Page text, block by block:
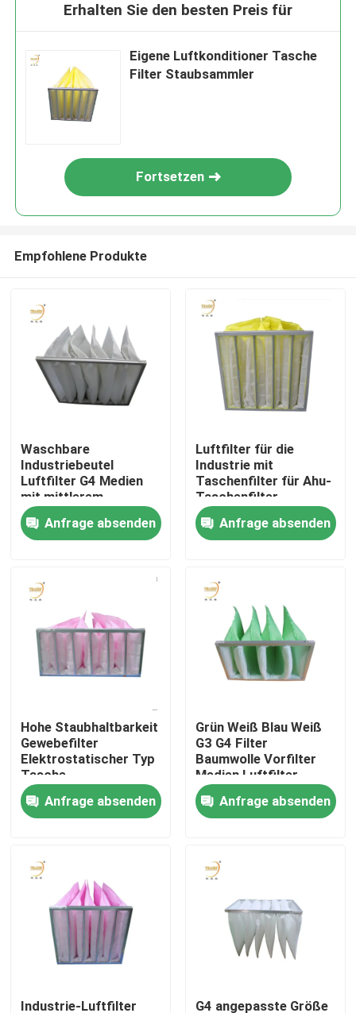
Produkte
Videos
Fabrik-Ausflug
Qualitätskontrolle
Tiefer Filter der Falten-HEPA
Vor Luftfilter
FFU-Einheit
Erhalten Sie den besten Preis für
Eigene Luftkonditioner Tasche
Filter Staubsammler
Fortsetzen
Empfohlene Produkte
Waschbare
Industriebeutel
Luftfilter G4 Medien
mit mittlerem
Wirkungsgrad
Taschenluftkonditioner
Filterbeutel für HVAC-
Anfrage absenden
Luftfilter für die
Industrie mit
Taschenfilter für Ahu-
Taschenfilter
Anfrage absenden
Hohe Staubhaltbarkeit
Gewebefilter
Elektrostatischer Typ
Tasche
Anfrage absenden
Grün Weiß Blau Weiß
G3 G4 Filter
Baumwolle Vorfilter
Medien Luftfilter
Anfrage absenden
Industrie-Luftfilter G4 angepasste Größe